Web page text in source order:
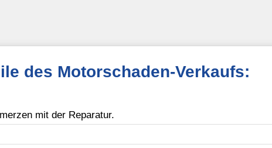
des Motorschaden-Verkaufs:
mit der Reparatur.